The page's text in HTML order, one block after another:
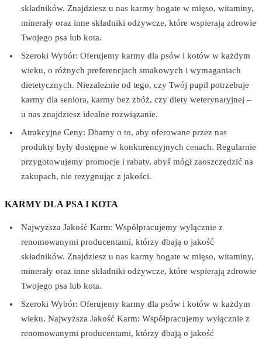
składników. Znajdziesz u nas karmy bogate w mięso, witaminy,
minerały oraz inne składniki odżywcze, które wspierają zdrowie
Twojego psa lub kota.
Szeroki Wybór: Oferujemy karmy dla psów i kotów w każdym
wieku, o różnych preferencjach smakowych i wymaganiach
dietetycznych. Niezależnie od tego, czy Twój pupil potrzebuje
karmy dla seniora, karmy bez zbóż, czy diety weterynaryjnej –
u nas znajdziesz idealne rozwiązanie.
Atrakcyjne Ceny: Dbamy o to, aby oferowane przez nas
produkty były dostępne w konkurencyjnych cenach. Regularnie
przygotowujemy promocje i rabaty, abyś mógł zaoszczędzić na
zakupach, nie rezygnując z jakości.
KARMY DLA PSA I KOTA
Najwyższa Jakość Karm: Współpracujemy wyłącznie z
renomowanymi producentami, którzy dbają o jakość
składników. Znajdziesz u nas karmy bogate w mięso, witaminy,
minerały oraz inne składniki odżywcze, które wspierają zdrowie
Twojego psa lub kota.
Szeroki Wybór: Oferujemy karmy dla psów i kotów w każdym
wieku. Najwyższa Jakość Karm: Współpracujemy wyłącznie z
renomowanymi producentami, którzy dbają o jakość